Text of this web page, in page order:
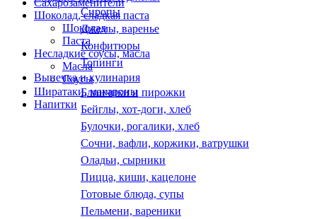
Сахарозаменители
Шоколад, сладкая паста
Шоколад
Паста
Несладкие соусы, масла
Масла
Соусы
Ширатаки, макароны
Напитки
Сиропы
Джемы, варенье
Конфитюры
Топинги
Выпечка и кулинария
Блинчики и пирожки
Бейглы, хот-доги, хлеб
Булочки, рогалики, хлеб
Сочни, вафли, коржики, ватрушки
Оладьи, сырники
Пицца, киши, кацелоне
Готовые блюда, супы
Пельмени, вареники